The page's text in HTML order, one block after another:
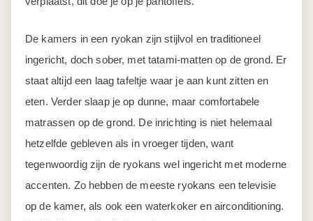
De kamers in een ryokan zijn stijlvol en traditioneel
ingericht, doch sober, met tatami-matten op de grond. Er
staat altijd een laag tafeltje waar je aan kunt zitten en
eten. Verder slaap je op dunne, maar comfortabele
matrassen op de grond. De inrichting is niet helemaal
hetzelfde gebleven als in vroeger tijden, want
tegenwoordig zijn de ryokans wel ingericht met moderne
accenten. Zo hebben de meeste ryokans een televisie
op de kamer, als ook een waterkoker en airconditioning.